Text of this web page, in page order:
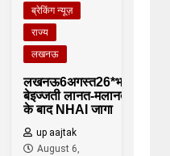
ब्रेकिंग न्यूज़
राज्य
लखनऊ
लखनऊ6अगस्त26*भारी
बेइज्जती लानत-मलानत
के बाद NHAI जागा
up aajtak
August 6,